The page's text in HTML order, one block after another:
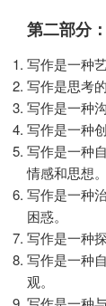
第二部分
写作是一种
写作是思考
写作是一种
写作是一种
写作是一种
情感和思想。
写作是一种
困惑。
写作是一种
写作是一种
观。